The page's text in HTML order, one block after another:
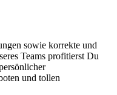
sowie korrekte und
Teams profitierst Du
und tollen